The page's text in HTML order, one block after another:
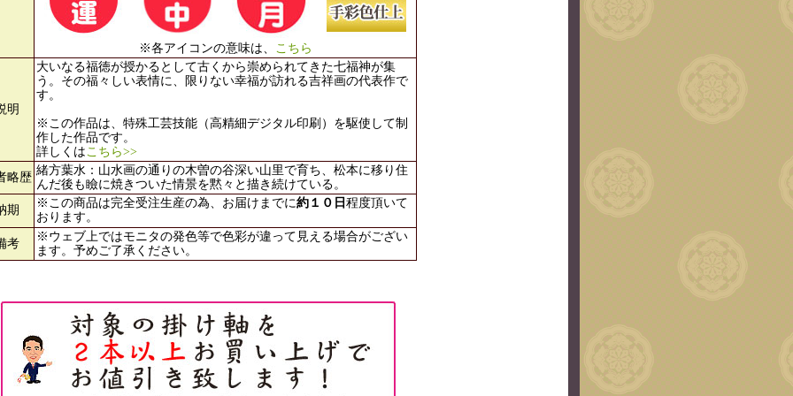
※各アイコンの意味は、 こちら
明
大いなる福徳が授かるとして古くから崇められてきた七福神が集
う。その福々しい表情に、限りない幸福が訪れる吉祥画の代表作で
す。
※この作品は、特殊工芸技能（高精細デジタル印刷）を駆使して制
作した作品です。
詳しくはこちら>>
略歴
緒方葉水：山水画の通りの木曽の谷深い山里で育ち、松本に移り住
んだ後も瞼に焼きついた情景を黙々と描き続けている。
期
※この商品は完全受注生産の為、お届けまでに約１０日 程度頂いて
おります。
考
※ウェブ上ではモニタの発色等で色彩が違って見える場合がござい
ます。予めご了承ください。